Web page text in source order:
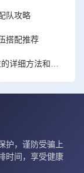
队攻略
搭配推荐
护，谨防受骗上
时间，享受健康